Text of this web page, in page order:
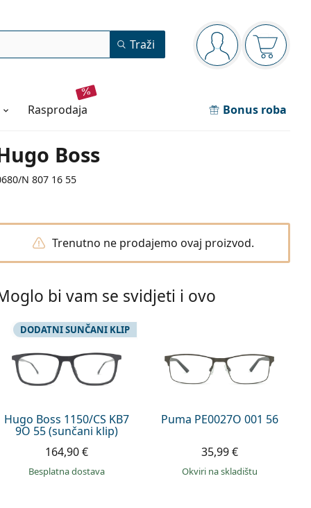
Navigacijska ploča
ste prijavljeni
Traži
rasprodaja Bonus roba
Boss
N 807 16 55
Trenutno ne prodajemo ovaj proizvod.
bi vam se svidjeti i ovo
Hugo Boss 1150/CS KB7
9O 55 (sunčani klip)
DODATNI SUNČANI KLIP
164,90 €
Besplatna dostava
Puma PE0027O 001 56
35,99 €
okviri na skladištu